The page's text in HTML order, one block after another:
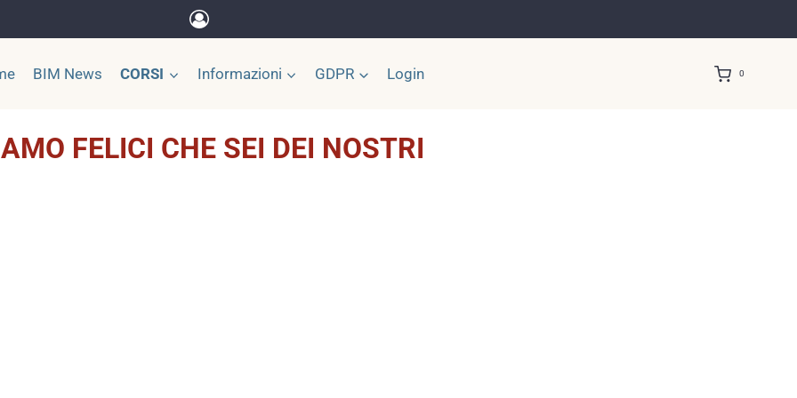
BIM News CORSI Informazioni GDPR Login 0
FELICI CHE SEI DEI NOSTRI